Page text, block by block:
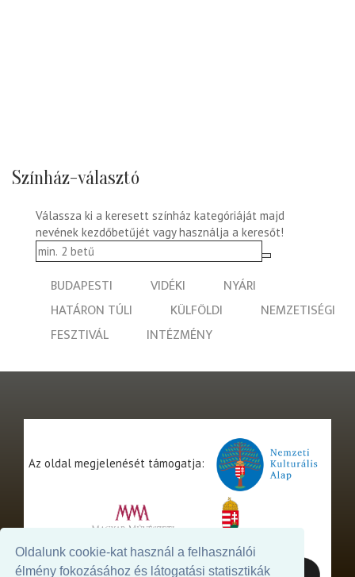
Oldalunk cookie-kat használ a felhasználói
élmény fokozásához és látogatási statisztikák
Színház-választó
Válassza ki a keresett színház kategóriáját majd
nevének kezdőbetűjét vagy használja a keresőt!
BUDAPESTI VIDÉKI
NYÁRI
HATÁRON TÚLI
KÜLFÖLDI
NEMZETISÉGI
FESZTIVÁL
INTÉZMÉNY
Az oldal megjelenését támogatja: